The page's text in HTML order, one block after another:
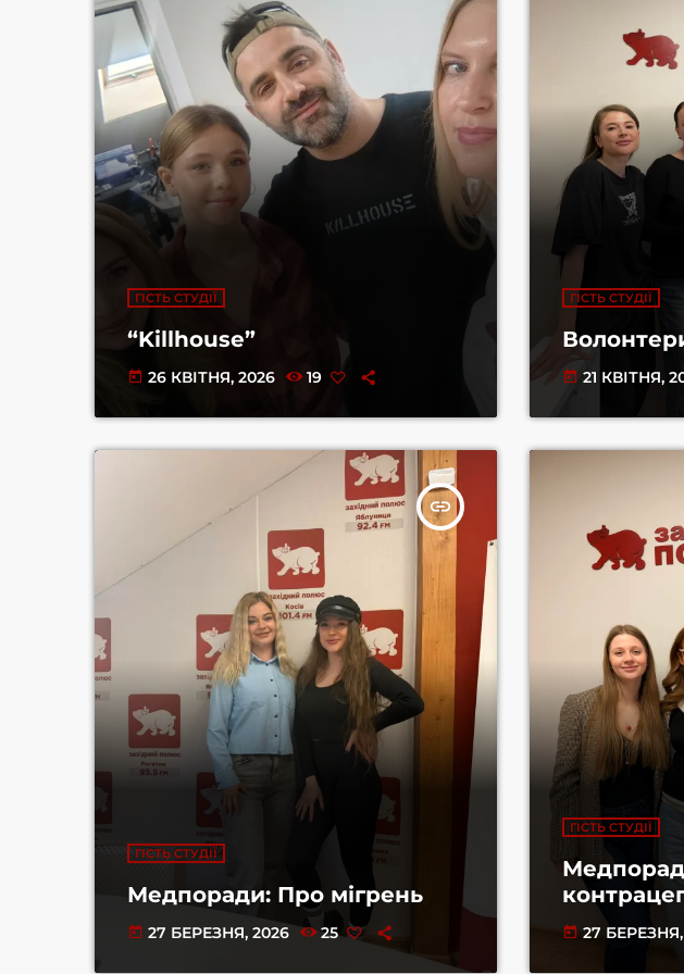
ГІСТЬ СТУДІЇ
“Killhouse”
today 26 КВІТНЯ, 2026 19
ГІСТЬ СТУДІЇ
today 21 КВІТНЯ,
insert_link
ГІСТЬ СТУДІЇ
Медпоради: Про мігрень
today 27 БЕРЕЗНЯ, 2026 25
ГІСТЬ СТУДІЇ
today 27 БЕРЕЗНЯ,